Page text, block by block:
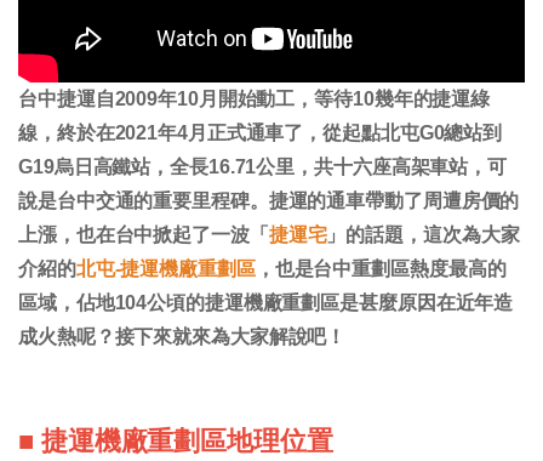
台中捷運自2009年10月開始動工，等待10幾年的捷運綠
線，終於在2021年4月正式通車了，從起點北屯G0總站到
G19烏日高鐵站，全長16.71公里，共十六座高架車站，可
說是台中交通的重要里程碑。捷運的通車帶動了周遭房價的
上漲，也在台中掀起了一波「 捷運宅」的話題，這次為大家
介紹的北屯-捷運機廠重劃區，也是台中重劃區熱度最高的
區域，佔地104公頃的捷運機廠重劃區是甚麼原因在近年造
成火熱呢？接下來就來為大家解說吧！
■ 捷運機廠重劃區地理位置